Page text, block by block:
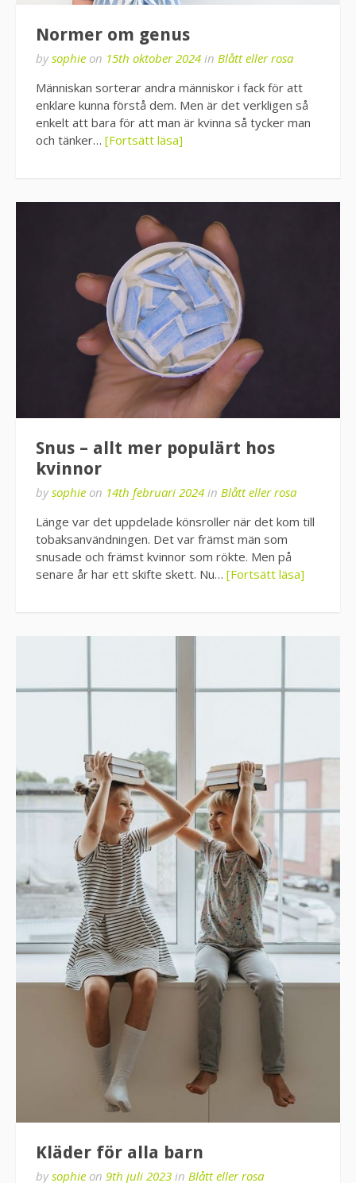
Normer om genus
bysophie on 15th oktober 2024 in Blått eller rosa
Människan sorterar andra människor i fack för att
enklare kunna förstå dem. Men är det verkligen så
enkelt att bara för att man är kvinna så tycker man
och tänker… [Fortsätt läsa]
Snus – allt mer populärt hos
kvinnor
bysophie on 14th februari 2024 in Blått eller rosa
Länge var det uppdelade könsroller när det kom till
tobaksanvändningen. Det var främst män som
snusade och främst kvinnor som rökte. Men på
senare år har ett skifte skett. Nu… [Fortsätt läsa]
Kläder för alla barn
bysophie on 9th juli 2023 in Blått eller rosa